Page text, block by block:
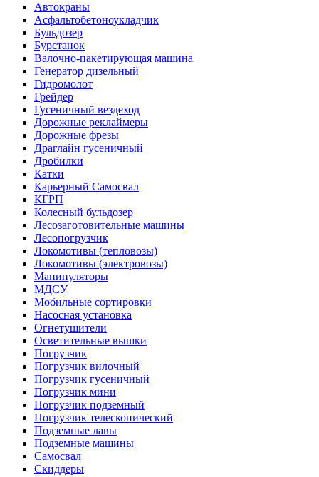
Автокраны
Асфальтобетоноукладчик
Бульдозер
Бурстанок
Валочно-пакетирующая машина
Генератор дизельный
Гидромолот
Грейдер
Гусеничный вездеход
Дорожные реклаймеры
Дорожные фрезы
Драглайн гусеничный
Дробилки
Катки
Карьерный Самосвал
КГРП
Колесный бульдозер
Лесозаготовительные машины
Лесопогрузчик
Локомотивы (тепловозы)
Локомотивы (электровозы)
Манипуляторы
МДСУ
Мобильные сортировки
Насосная установка
Огнетушители
Осветительные вышки
Погрузчик
Погрузчик вилочный
Погрузчик гусеничный
Погрузчик мини
Погрузчик подземный
Погрузчик телескопический
Подземные лавы
Подземные машины
Самосвал
Скиддеры